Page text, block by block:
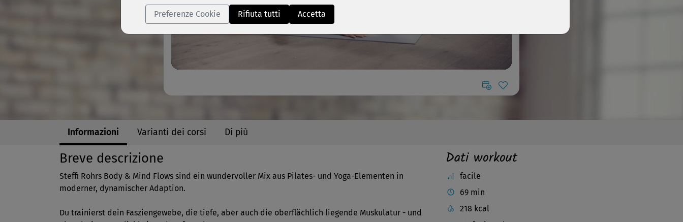
Video
Informazioni Varianti dei corsi Di più
Breve descrizione
Steffi Rohrs Body & Mind Flows sind ein wundervoller Mix aus Pilates- und Yoga-Elementen in
moderner, dynamischer Adaption.
Du trainierst dein Fasziengewebe, die tiefe, aber auch die oberflächlich liegende Muskulatur - und
Dati workout
facile
69 min
218 kcal
Preferenze Cookie Rifiuta tutti Accetta